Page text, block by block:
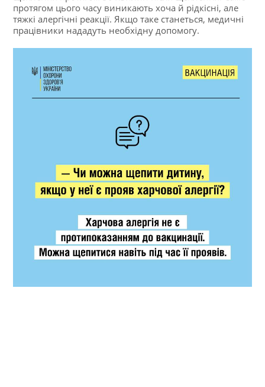
протягом цього часу виникають хоча й рідкісні, але
тяжкі алергічні реакції. Якщо таке станеться, медичні
працівники нададуть необхідну допомогу.